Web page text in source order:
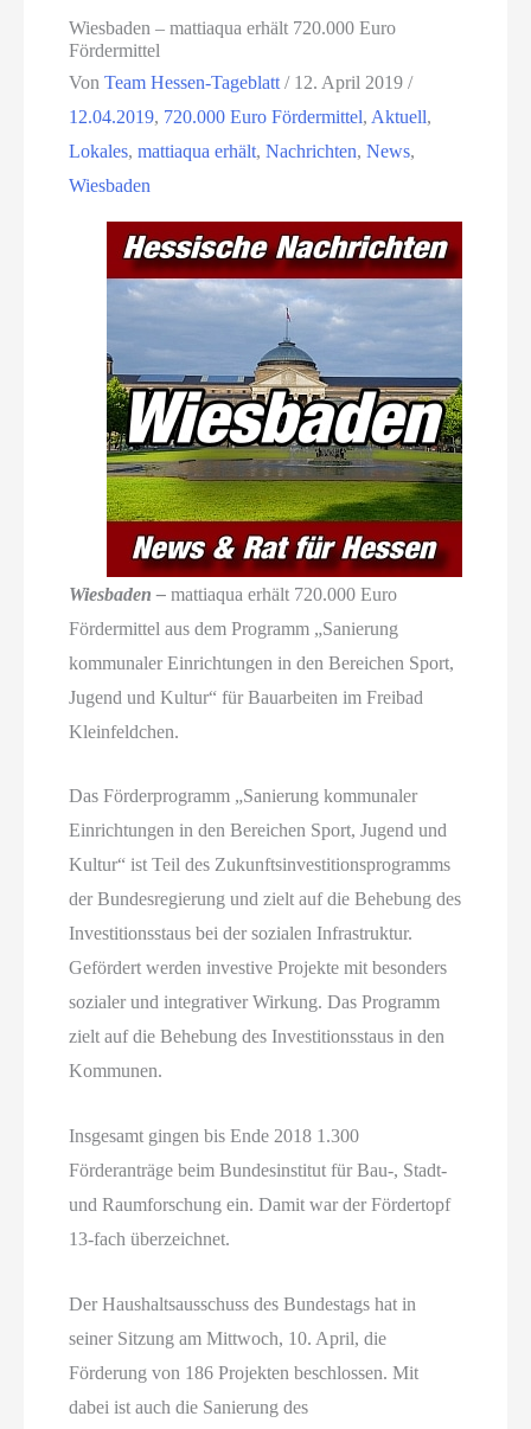
Wiesbaden – mattiaqua erhält 720.000 Euro
Fördermittel
VonTeam Hessen-Tageblatt/ 12. April 2019/
12.04.2019, 720.000 Euro Fördermittel, Aktuell,
Lokales,mattiaqua erhält,Nachrichten,News,
Wiesbaden
Wiesbaden – mattiaqua erhält 720.000 Euro
Fördermittel aus dem Programm „Sanierung
kommunaler Einrichtungen in den Bereichen Sport,
Jugend und Kultur“ für Bauarbeiten im Freibad
Kleinfeldchen.
Das Förderprogramm „Sanierung kommunaler
Einrichtungen in den Bereichen Sport, Jugend und
Kultur“ ist Teil des Zukunftsinvestitionsprogramms
der Bundesregierung und zielt auf die Behebung des
Investitionsstaus bei der sozialen Infrastruktur.
Gefördert werden investive Projekte mit besonders
sozialer und integrativer Wirkung. Das Programm
zielt auf die Behebung des Investitionsstaus in den
Kommunen.
Insgesamt gingen bis Ende 2018 1.300
Förderanträge beim Bundesinstitut für Bau-, Stadt-
und Raumforschung ein. Damit war der Fördertopf
13-fach überzeichnet.
Der Haushaltsausschuss des Bundestags hat in
seiner Sitzung am Mittwoch, 10. April, die
Förderung von 186 Projekten beschlossen. Mit
dabei ist auch die Sanierung des